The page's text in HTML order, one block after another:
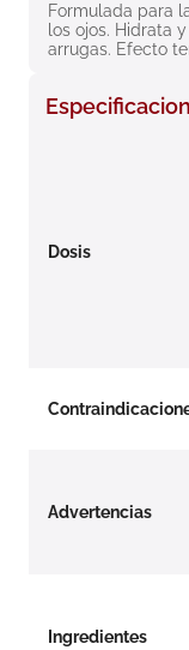
Formulada para
los ojos. Hidrata
arrugas. Efecto
Dosis
Advertencias
Ingredientes
8. roche posay
9 . nivea
10.pañales